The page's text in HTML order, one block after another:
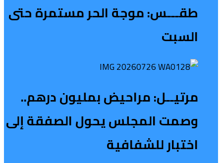
طقـــس: موجة الحر مستمرة حتى
السبت
مرتيــل: مراحيض بمليون درهم..
وصمت المجلس يحول الصفقة إلى
اختبار للشفافية